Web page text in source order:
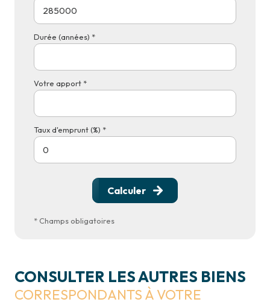
Durée (années) *
Votre apport *
Taux d'emprunt (%) *
Calculer
* Champs obligatoires
CONSULTER LES AUTRES BIENS
CORRESPONDANTS À VOTRE